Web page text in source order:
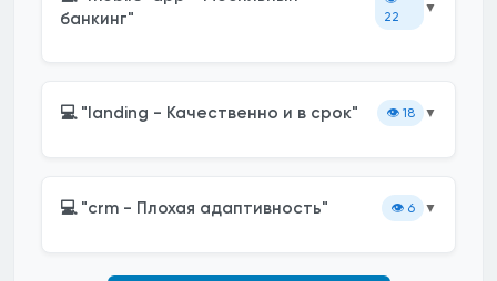
банкинг"
22
▼
💻 "landing - Качественно и в срок" 👁️ 18 ▼
💻 "crm - Плохая адаптивность" 👁️ 6 ▼